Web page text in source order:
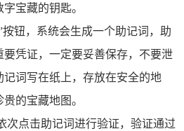
宝藏的钥匙。
按钮，系统会生成一个助记词，助
要凭证，一定要妥善保存，不要泄
记词写在纸上，存放在安全的地
的宝藏地图。
次点击助记词进行验证，验证通过